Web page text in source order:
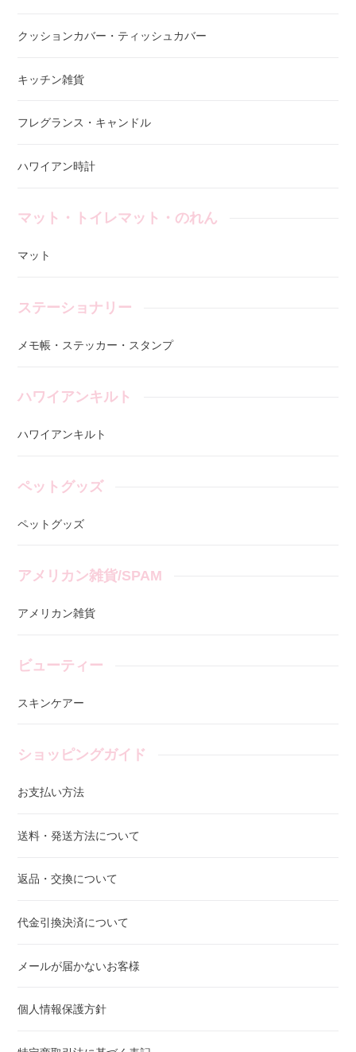
クッションカバー・ティッシュカバー
キッチン雑貨
フレグランス・キャンドル
ハワイアン時計
マット・トイレマット・のれん
マット
ステーショナリー
メモ帳・ステッカー・スタンプ
ハワイアンキルト
ハワイアンキルト
ペットグッズ
ペットグッズ
アメリカン雑貨/SPAM
アメリカン雑貨
ビューティー
スキンケアー
ショッピングガイド
お支払い方法
送料・発送方法について
返品・交換について
代金引換決済について
メールが届かないお客様
個人情報保護方針